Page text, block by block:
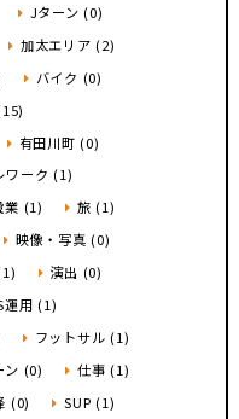
し協力隊
Jターン (0)
加太エリア (2)
バイク (0)
有田川町 (0)
ワーク (1)
業 (1)
旅 (1)
映像・写真 (0)
演出 (0)
運用 (1)
フットサル (1)
ン (0)
仕事 (1)
(0)
SUP (1)